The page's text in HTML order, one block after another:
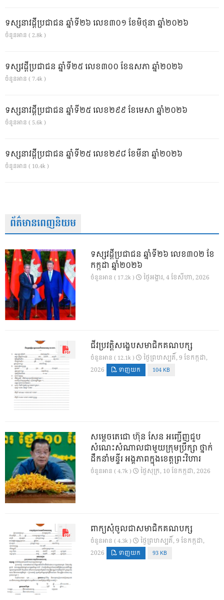
ទស្សនាវដ្ដីប្រជាជន ឆ្នាំទី២៦ លេខ៣០១ ខែមិថុនា ឆ្នាំ២០២៦
ចំនួនអាន ( 2.8k )
ទស្សវដ្តីប្រជាជន ឆ្នាំទី២៥ លេខ៣០០ ខែឧសភា ឆ្នាំ២០២៦
ចំនួនអាន ( 7.4k )
ទស្សនាវដ្ដីប្រជាជន ឆ្នាំទី២៥ លេខ២៩៩ ខែមេសា ឆ្នាំ២០២៦
ចំនួនអាន ( 5.6k )
ទស្សនាវដ្ដីប្រជាជន ឆ្នាំទី២៥ លេខ២៩៨ ខែមីនា ឆ្នាំ២០២៦
ចំនួនអាន ( 10.4k )
ព័ត៌មានពេញនិយម
ទស្សវដ្តីប្រជាជន ឆ្នាំទី២៦ លេខ៣០២ ខែ
កក្កដា ឆ្នាំ២០២៦
ចំនួនអាន ( 17.2k ) ថ្ងៃ​អង្គារ, 4 ខែ​សីហា, 2026
ជីវប្រវត្តិសង្ខេបសមាជិកគណបក្ស
ចំនួនអាន ( 12.1k )
ថ្ងៃ​ព្រហស្បតិ៍, 9 ខែ​កក្កដា,
2026
ទាញយក 104 KB
សម្តេចតេជោ ហ៊ុន សែន អញ្ជើញជួប
សំណេះសំណាលជាមួយក្រុមប្រឹក្សា ថ្នាក់
ដឹកនាំមន្ទីរ អង្គភាពក្នុងខេត្តព្រះវិហារ
ចំនួនអាន ( 4.7k ) ថ្ងៃ​សុក្រ, 10 ខែ​កក្កដា, 2026
ពាក្យសុំចូលជាសមាជិកគណបក្ស
ចំនួនអាន ( 4.3k )
ថ្ងៃ​ព្រហស្បតិ៍, 9 ខែ​កក្កដា,
2026
ទាញយក 93 KB